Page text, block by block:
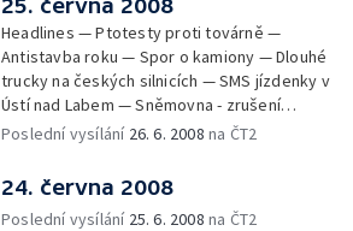
Headlines — Ptotesty proti továrně —
Antistavba roku — Spor o kamiony — Dlouhé
trucky na českých silnicích — SMS jízdenky v
Ústí nad Labem — Sněmovna - zrušení
poplatků za novorozence a důchod — Stát
soudu — Shakespearovské slavnosti —
Národní archiv vlastní stížnostní list
Poslední vysílání 26. 6. 2008 na ČT2
24. června 2008
Poslední vysílání 25. 6. 2008 na ČT2